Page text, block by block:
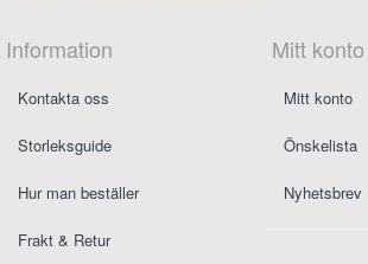
Information
Kontakta oss
Storleksguide
Hur man beställer
Frakt & Retur
Mitt konto
Mitt konto
Önskelista
Nyhetsbrev